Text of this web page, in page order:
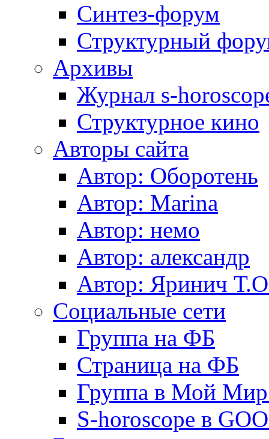
Синтез-форум
Структурный
Архивы
Журнал s-
Структурное кино
Авторы сайта
Автор: Оборотень
Автор: Marina
Автор: немo
Автор: александр
Автор: Яринич
Социальные сети
Группа на ФБ
Страница на ФБ
Группа в Мой
S-horoscope в